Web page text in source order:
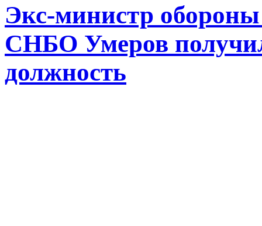
Экс-министр
СНБО Умеров
должность